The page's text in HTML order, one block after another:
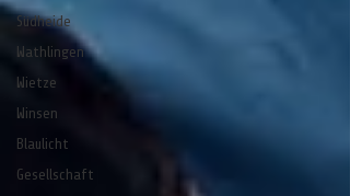
Südheide
Wathlingen
Wietze
Winsen
Blaulicht
Gesellschaft